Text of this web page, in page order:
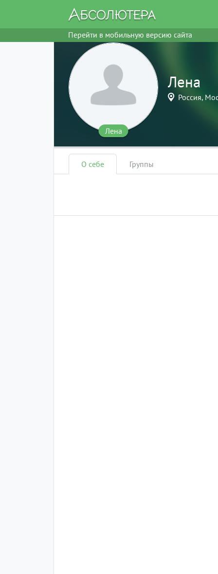
Перейти в мобильную версию сайта
Лена
Лена
Россия,
О себе Группы